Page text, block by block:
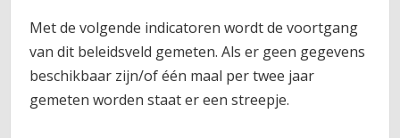
Met de volgende indicatoren wordt de voortgang
van dit beleidsveld gemeten. Als er geen gegevens
beschikbaar zijn/of één maal per twee jaar
gemeten worden staat er een streepje.